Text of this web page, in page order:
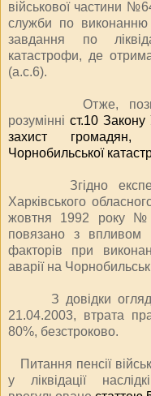
військової частини
служби по виконанню
завдання по
катастрофи, де
(а.с.6).
Отже, позивач
розумінні ст.10 Закону
захист громадян,
Чорнобильської
Згідно
Харківського
жовтня 1992 року
повязано з впливом
факторів при
аварії на
З довідки
21.04.2003, втрата
80%, безстроково.
Питання пенсії
у ліквідації